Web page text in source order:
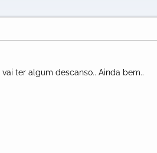
ter algum descanso.. Ainda bem..